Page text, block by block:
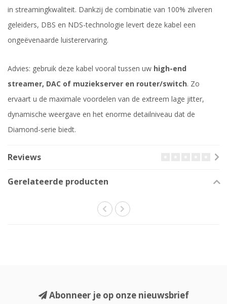
in streamingkwaliteit. Dankzij de combinatie van 100% zilveren
geleiders, DBS en NDS-technologie levert deze kabel een
ongeëvenaarde luisterervaring.
Advies: gebruik deze kabel vooral tussen uw high-end
streamer, DAC of muziekserver en router/switch. Zo
ervaart u de maximale voordelen van de extreem lage jitter,
dynamische weergave en het enorme detailniveau dat de
Diamond-serie biedt.
Reviews
Gerelateerde producten
Abonneer je op onze nieuwsbrief